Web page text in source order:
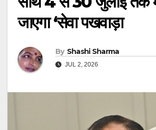
जाएगा ‘सेवा पखवाड़ा
By Shashi Sharma
JUL 2, 2026